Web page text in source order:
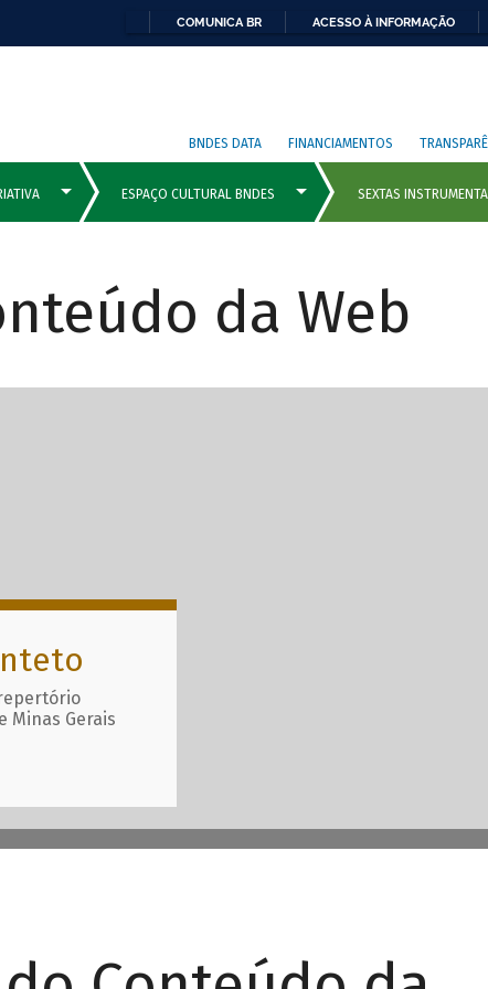
COMUNICA BR ACESSO À INFORMAÇÃO
BNDES DATA FINANCIAMENTOS
da Web
com
Minas Gerais